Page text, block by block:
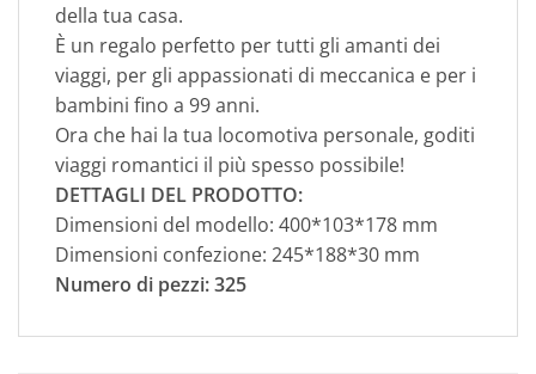
della tua casa.
È un regalo perfetto per tutti gli amanti dei
viaggi, per gli appassionati di meccanica e per i
bambini fino a 99 anni.
Ora che hai la tua locomotiva personale, goditi
viaggi romantici il più spesso possibile!
DETTAGLI DEL PRODOTTO:
Dimensioni del modello: 400*103*178 mm
Dimensioni confezione: 245*188*30 mm
Numero di pezzi: 325